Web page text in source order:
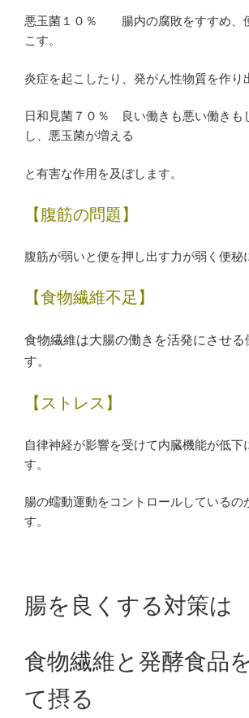
悪玉菌１０％ 腸内の腐敗をすすめ、
こす。
炎症を起こしたり、発がん性物質を作り
日和見菌７０％ 良い働きも悪い働きも
し、悪玉菌が増える
と有害な作用を及ぼします。
【腹筋の問題】
腹筋が弱いと便を押し出す力が弱く便秘
【食物繊維不足】
食物繊維は大腸の働きを活発にさせる
す。
【ストレス】
自律神経が影響を受けて内臓機能が低下
す。
腸の蠕動運動をコントロールしているの
す。
腸を良くする対策は
食物繊維と発酵食品
て摂る